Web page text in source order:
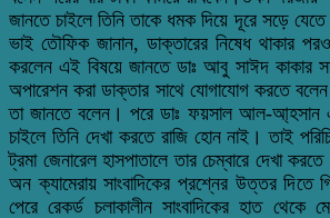
জানতে চাইলে তিনি তাকে ধমক দিয়ে দূরে সড়ে
ভাই তৌফিক জানান, ডাক্তারের নিষেধ থাকার
করলেন এই বিষয়ে জানতে ডাঃ আবু সাঈদ কাকার
অপারেশন করা ডাক্তার সাথে যোগাযোগ করতে
তা জানতে বলেন। পরে ডাঃ ফয়সাল আল-আ্হসান
চাইলে তিনি দেখা করতে রাজি হোন নাই। তাই
ট্রমা জেনারেল হাসপাতালে তার চেম্বারে দেখা
অন ক্যামেরায় সাংবাদিকের প্রশ্নের উত্তর দিতে
পেরে রেকর্ড চলাকালীন সাংবাদিকের হাত